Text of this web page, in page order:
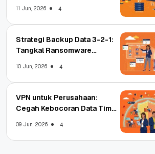
11 Jun, 2026 4
Strategi Backup Data 3-2-1:
Tangkal Ransomware
10 Jun, 2026 4
VPN untuk Perusahaan:
Cegah Kebocoran Data Tim
09 Jun, 2026 4